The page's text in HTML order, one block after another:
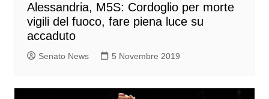
Alessandria, M5S: Cordoglio per morte
vigili del fuoco, fare piena luce su
accaduto
Senato News 5 Novembre 2019